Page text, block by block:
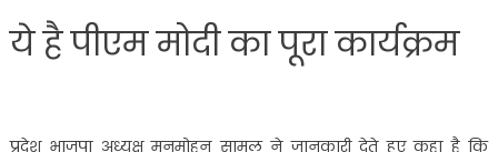
ये है पीएम मोदी का पूरा कार्यक्रम
प्रदेश भाजपा अध्यक्ष मनमोहन सामल ने जानकारी देते हुए कहा है कि